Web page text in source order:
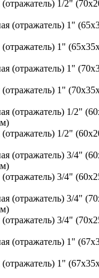
1/2"
1"
1"
(отражатель) 1/2"
(отражатель) 3/4"
(отражатель) 3/4"
(отражатель) 1"